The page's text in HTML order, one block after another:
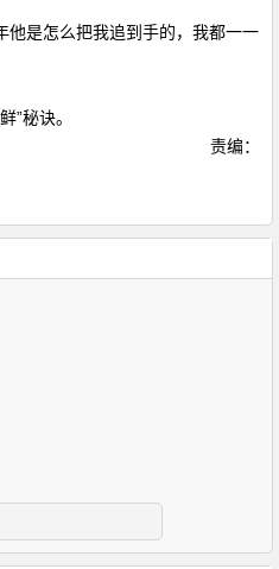
是怎么把我追到手的，我都一一
秘诀。
责编：